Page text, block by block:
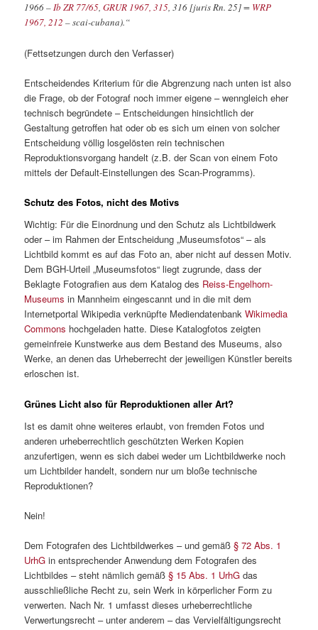
1966 –Ib ZR 77/65,GRUR 1967, 315, 316 [juris Rn. 25] = WRP
1967, 212 – scai-cubana).“
(Fettsetzungen durch den Verfasser)
Entscheidendes Kriterium für die Abgrenzung nach unten ist also
die Frage, ob der Fotograf noch immer eigene – wenngleich eher
technisch begründete – Entscheidungen hinsichtlich der
Gestaltung getroffen hat oder ob es sich um einen von solcher
Entscheidung völlig losgelösten rein technischen
Reproduktionsvorgang handelt (z.B. der Scan von einem Foto
mittels der Default-Einstellungen des Scan-Programms).
Schutz des Fotos, nicht des Motivs
Wichtig: Für die Einordnung und den Schutz als Lichtbildwerk
oder – im Rahmen der Entscheidung „Museumsfotos“ – als
Lichtbild kommt es auf das Foto an, aber nicht auf dessen Motiv.
Dem BGH-Urteil „Museumsfotos“ liegt zugrunde, dass der
Beklagte Fotografien aus dem Katalog des Reiss-Engelhorn-
Museums in Mannheim eingescannt und in die mit dem
Internetportal Wikipedia verknüpfte MediendatenbankWikimedia
Commons hochgeladen hatte. Diese Katalogfotos zeigten
gemeinfreie Kunstwerke aus dem Bestand des Museums, also
Werke, an denen das Urheberrecht der jeweiligen Künstler bereits
erloschen ist.
Grünes Licht also für Reproduktionen aller Art?
Ist es damit ohne weiteres erlaubt, von fremden Fotos und
anderen urheberrechtlich geschützten Werken Kopien
anzufertigen, wenn es sich dabei weder um Lichtbildwerke noch
um Lichtbilder handelt, sondern nur um bloße technische
Reproduktionen?
Nein!
Dem Fotografen des Lichtbildwerkes – und gemäß§ 72 Abs. 1
UrhG in entsprechender Anwendung dem Fotografen des
Lichtbildes – steht nämlich gemäß§ 15 Abs. 1 UrhG das
ausschließliche Recht zu, sein Werk in körperlicher Form zu
verwerten. Nach Nr. 1 umfasst dieses urheberrechtliche
Verwertungsrecht – unter anderem – das Vervielfältigungsrecht